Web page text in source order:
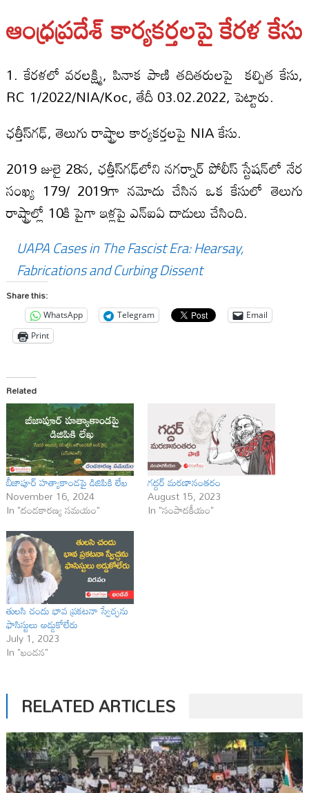
ఆంధ్రప్రదేశ్ కార్యకర్తలపై కేరళ కేసు
1. కేరళలో వరలక్ష్మి, పినాక పాణి తదితరులపై కల్పిత కేసు,
RC 1/2022/NIA/Koc, తేదీ 03.02.2022, పెట్టారు.
ఛత్తీస్‌గఢ్, తెలుగు రాష్ట్రాల కార్యకర్తలపై NIA కేసు.
2019 జులై 28న, ఛత్తీస్‌గఢ్‌లోని నగర్నార్ పోలీస్ స్టేషన్‌లో నేర
సంఖ్య 179/ 2019గా నమోదు చేసిన ఒక కేసులో తెలుగు
రాష్ట్రాల్లో 10కి పైగా ఇళ్లపై ఎన్ఐఏ దాడులు చేసింది.
UAPA Cases in The Fascist Era: Hearsay,
Fabrications and Curbing Dissent
Share this:
WhatsApp Telegram
Email
Print
Related
బీజాపూర్ హత్యాకాండపై డిజిపికి లేఖ
November 16, 2024
In "దండకారణ్య సమయం"
గద్దర్‌ మరణానంతరం
August 15, 2023
In "సంపాదకీయం"
తులసి చందు భావ ప్రకటనా స్వేచ్ఛను
ఫాసిస్టులు అడ్డుకోలేరు
July 1, 2023
In "ఖండన"
RELATED ARTICLES